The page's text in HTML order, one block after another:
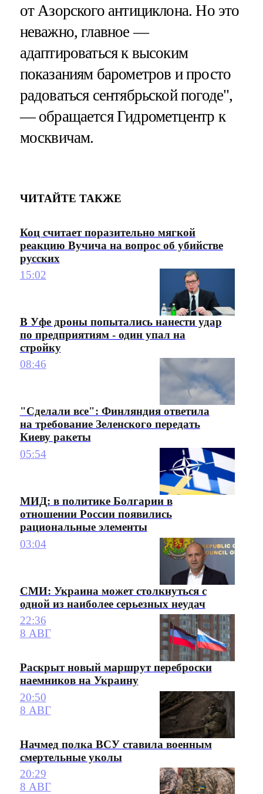
от Азорского антициклона. Но это
неважно, главное —
адаптироваться к высоким
показаниям барометров и просто
радоваться сентябрьской погоде",
— обращается Гидрометцентр к
москвичам.
ЧИТАЙТЕ ТАКЖЕ
Коц считает поразительно мягкой
реакцию Вучича на вопрос об убийстве
русских
15:02
В Уфе дроны попытались нанести удар
по предприятиям - один упал на
стройку
08:46
"Сделали все": Финляндия ответила
на требование Зеленского передать
Киеву ракеты
05:54
МИД: в политике Болгарии в
отношении России появились
рациональные элементы
03:04
СМИ: Украина может столкнуться с
одной из наиболее серьезных неудач
22:36
8 АВГ
Раскрыт новый маршрут переброски
наемников на Украину
20:50
8 АВГ
Начмед полка ВСУ ставила военным
смертельные уколы
20:29
8 АВГ